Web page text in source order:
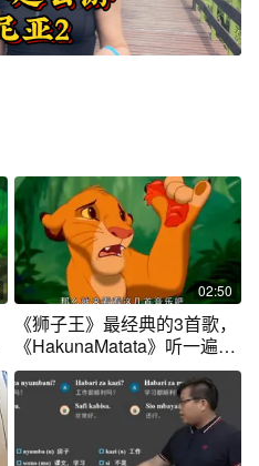
02:50
《狮子王》最经典的3首歌，
《HakunaMatata》听一遍欲
罢不能